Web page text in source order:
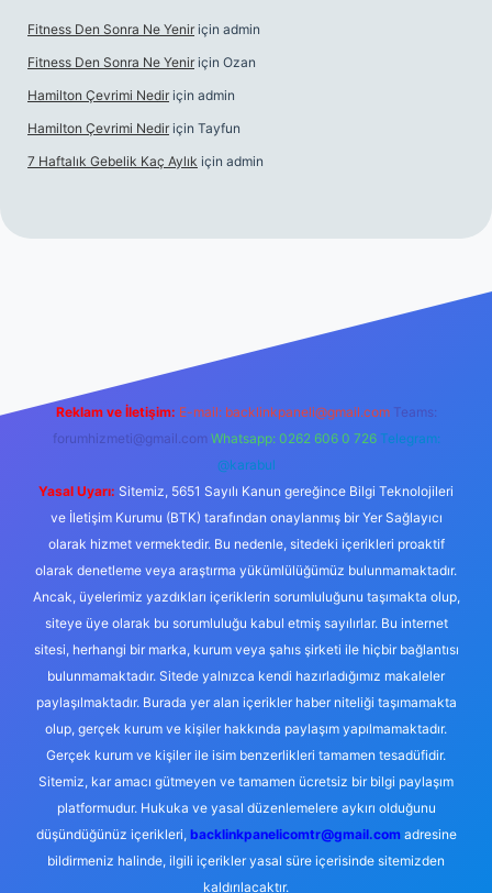
Fitness Den Sonra Ne Yenir için admin
Fitness Den Sonra Ne Yenir için Ozan
Hamilton Çevrimi Nedir için admin
Hamilton Çevrimi Nedir için Tayfun
7 Haftalık Gebelik Kaç Aylık için admin
Reklam ve İletişim: E-mail: backlinkpaneli@gmail.com Teams:
forumhizmeti@gmail.com Whatsapp: 0262 606 0 726 Telegram:
@karabul
Yasal Uyarı: Sitemiz, 5651 Sayılı Kanun gereğince Bilgi Teknolojileri
ve İletişim Kurumu (BTK) tarafından onaylanmış bir Yer Sağlayıcı
olarak hizmet vermektedir. Bu nedenle, sitedeki içerikleri proaktif
olarak denetleme veya araştırma yükümlülüğümüz bulunmamaktadır.
Ancak, üyelerimiz yazdıkları içeriklerin sorumluluğunu taşımakta olup,
siteye üye olarak bu sorumluluğu kabul etmiş sayılırlar. Bu internet
sitesi, herhangi bir marka, kurum veya şahıs şirketi ile hiçbir bağlantısı
bulunmamaktadır. Sitede yalnızca kendi hazırladığımız makaleler
paylaşılmaktadır. Burada yer alan içerikler haber niteliği taşımamakta
olup, gerçek kurum ve kişiler hakkında paylaşım yapılmamaktadır.
Gerçek kurum ve kişiler ile isim benzerlikleri tamamen tesadüfidir.
Sitemiz, kar amacı gütmeyen ve tamamen ücretsiz bir bilgi paylaşım
platformudur. Hukuka ve yasal düzenlemelere aykırı olduğunu
düşündüğünüz içerikleri, backlinkpanelicomtr@gmail.comadresine
bildirmeniz halinde, ilgili içerikler yasal süre içerisinde sitemizden
kaldırılacaktır.